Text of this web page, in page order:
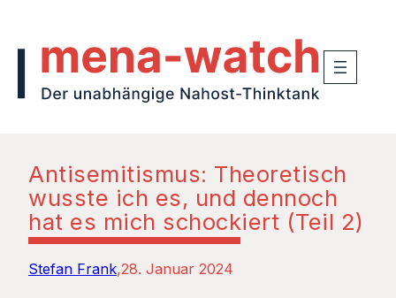
Antisemitismus: Theoretisch
wusste ich es, und dennoch
hat es mich schockiert (Teil 2)
Stefan Frank 28. Januar 2024